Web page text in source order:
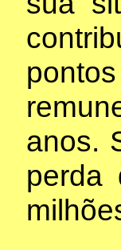
anos.
perda